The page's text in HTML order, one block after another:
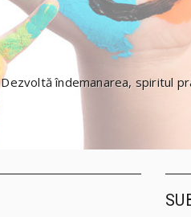
Dezvoltă îndemanarea, spiritul